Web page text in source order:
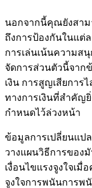
นอกจากนี้คุณยังสาม
ถึงการป้องกันในแต่
การเล่นเน้นความส
จัดการส่วนตัวนี้จาก
เงิน การสูญเสียกา
ทางการเงินที่สำคัญ
กำหนดไว้ล่วงหน้า
ข้อมูลการเปลี่ยนแป
วางแผนวิธีการของ
เงื่อนไขแรงจูงใจเมื่
จูงใจการพนันการพ